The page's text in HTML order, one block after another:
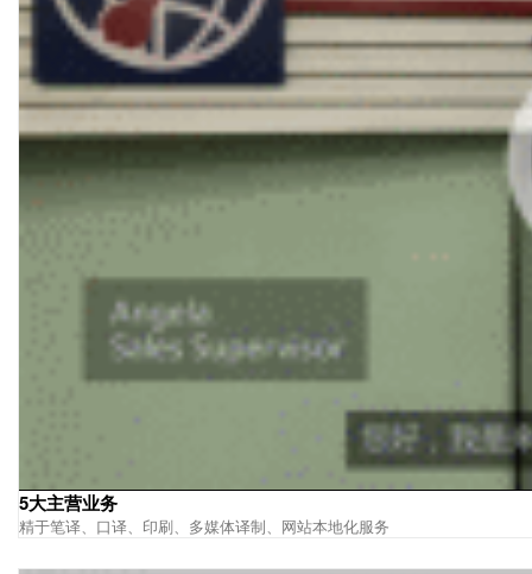
5大主营业务
精于笔译、口译、印刷、多媒体译制、网站本地化服务